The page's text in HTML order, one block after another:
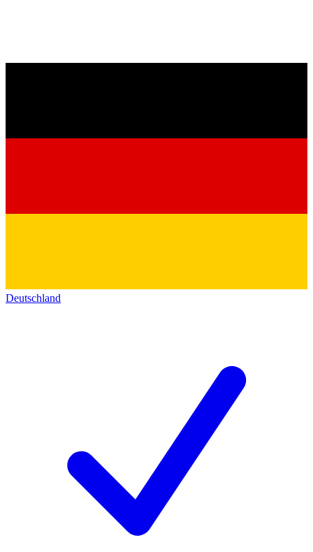
Deutschland